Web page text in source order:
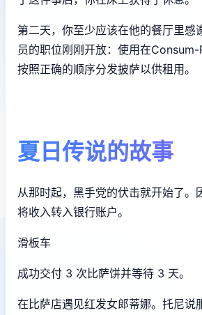
第二天，你至少应该在他的餐厅里感
员的职位刚刚开放：使用在Consum-
按照正确的顺序分发披萨以供租用。
夏日传说的故事
从那时起，黑手党的伏击就开始了。
将收入转入银行账户。
滑板车
成功交付 3 次比萨饼并等待 3 天。
在比萨店遇见红发女郎蒂娜。托尼说